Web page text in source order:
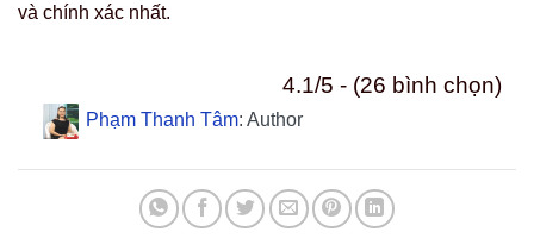
và chính xác nhất.
4.1/5 - (26 bình chọn)
Phạm Thanh Tâm: Author